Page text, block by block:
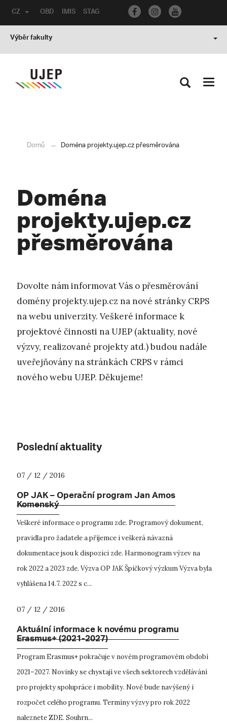
OBD IMIS STAG
CZ
Výběr fakulty
Domů Doména projekty.ujep.cz přesměrována
Doména
projekty.ujep.cz
přesměrována
Dovolte nám informovat Vás o přesměrování
domény projekty.ujep.cz na nové stránky CRPS
na webu univerzity. Veškeré informace k
projektové činnosti na UJEP (aktuality, nové
výzvy, realizované projekty atd.) budou nadále
uveřejňovány na stránkách CRPS v rámci
nového webu UJEP. Děkujeme!
Poslední aktuality
07 / 12 / 2016
OP JAK – Operační program Jan Amos
Komenský
Veškeré informace o programu zde. Programový dokument,
pravidla pro žadatele a příjemce i veškerá návazná
dokumentace jsou k dispozici zde. Harmonogram výzev na
rok 2022 a 2023 zde. Výzva OP JAK Špičkový výzkum Výzva byla
vyhlášena 14.7. 2022 s c...
07 / 12 / 2016
Aktuální informace k novému programu
Erasmus+ (2021-2027)
Program Erasmus+ pokračuje v novém programovém období
2021–2027. Novinky se chystají ve všech sektorech vzdělávání
pro projekty spolupráce i mobility. Nově bude navýšený i
rozpočet celého programu. Termíny výzvy pro rok 2022
naleznete ZDE. Souhrn...